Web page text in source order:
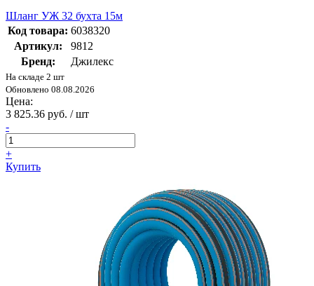
Шланг УЖ 32 бухта 15м
Код товара: 6038320
Артикул:
9812
Бренд:
Джилекс
На складе 2 шт
Обновлено 08.08.2026
Цена:
3 825.36 руб. / шт
-
+
Купить